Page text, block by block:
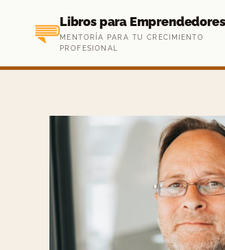
contenido
Libros para Emprendedores
MENTORÍA PARA TU CRECIMIENTO
PROFESIONAL